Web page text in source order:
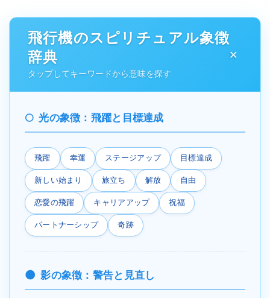
飛行機のスピリチュアル象徴
辞典
タップしてキーワードから意味を探す
光の象徴：飛躍と目標達成
飛躍 幸運 ステージアップ 目標達成
新しい始まり 旅立ち 解放 自由
恋愛の飛躍 キャリアアップ 祝福
パートナーシップ 奇跡
影の象徴：警告と見直し